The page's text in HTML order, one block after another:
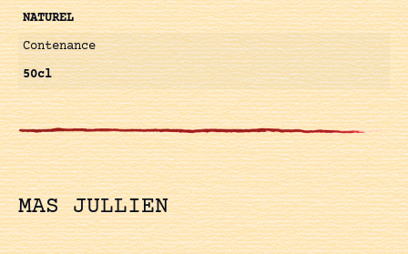
NATUREL
Contenance
50cl
MAS JULLIEN